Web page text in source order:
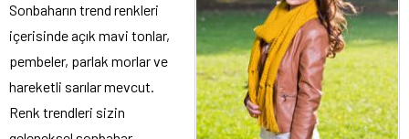
Sonbaharın trend renkleri
içerisinde açık mavi tonlar,
pembeler, parlak morlar ve
hareketli sarılar mevcut.
Renk trendleri sizin